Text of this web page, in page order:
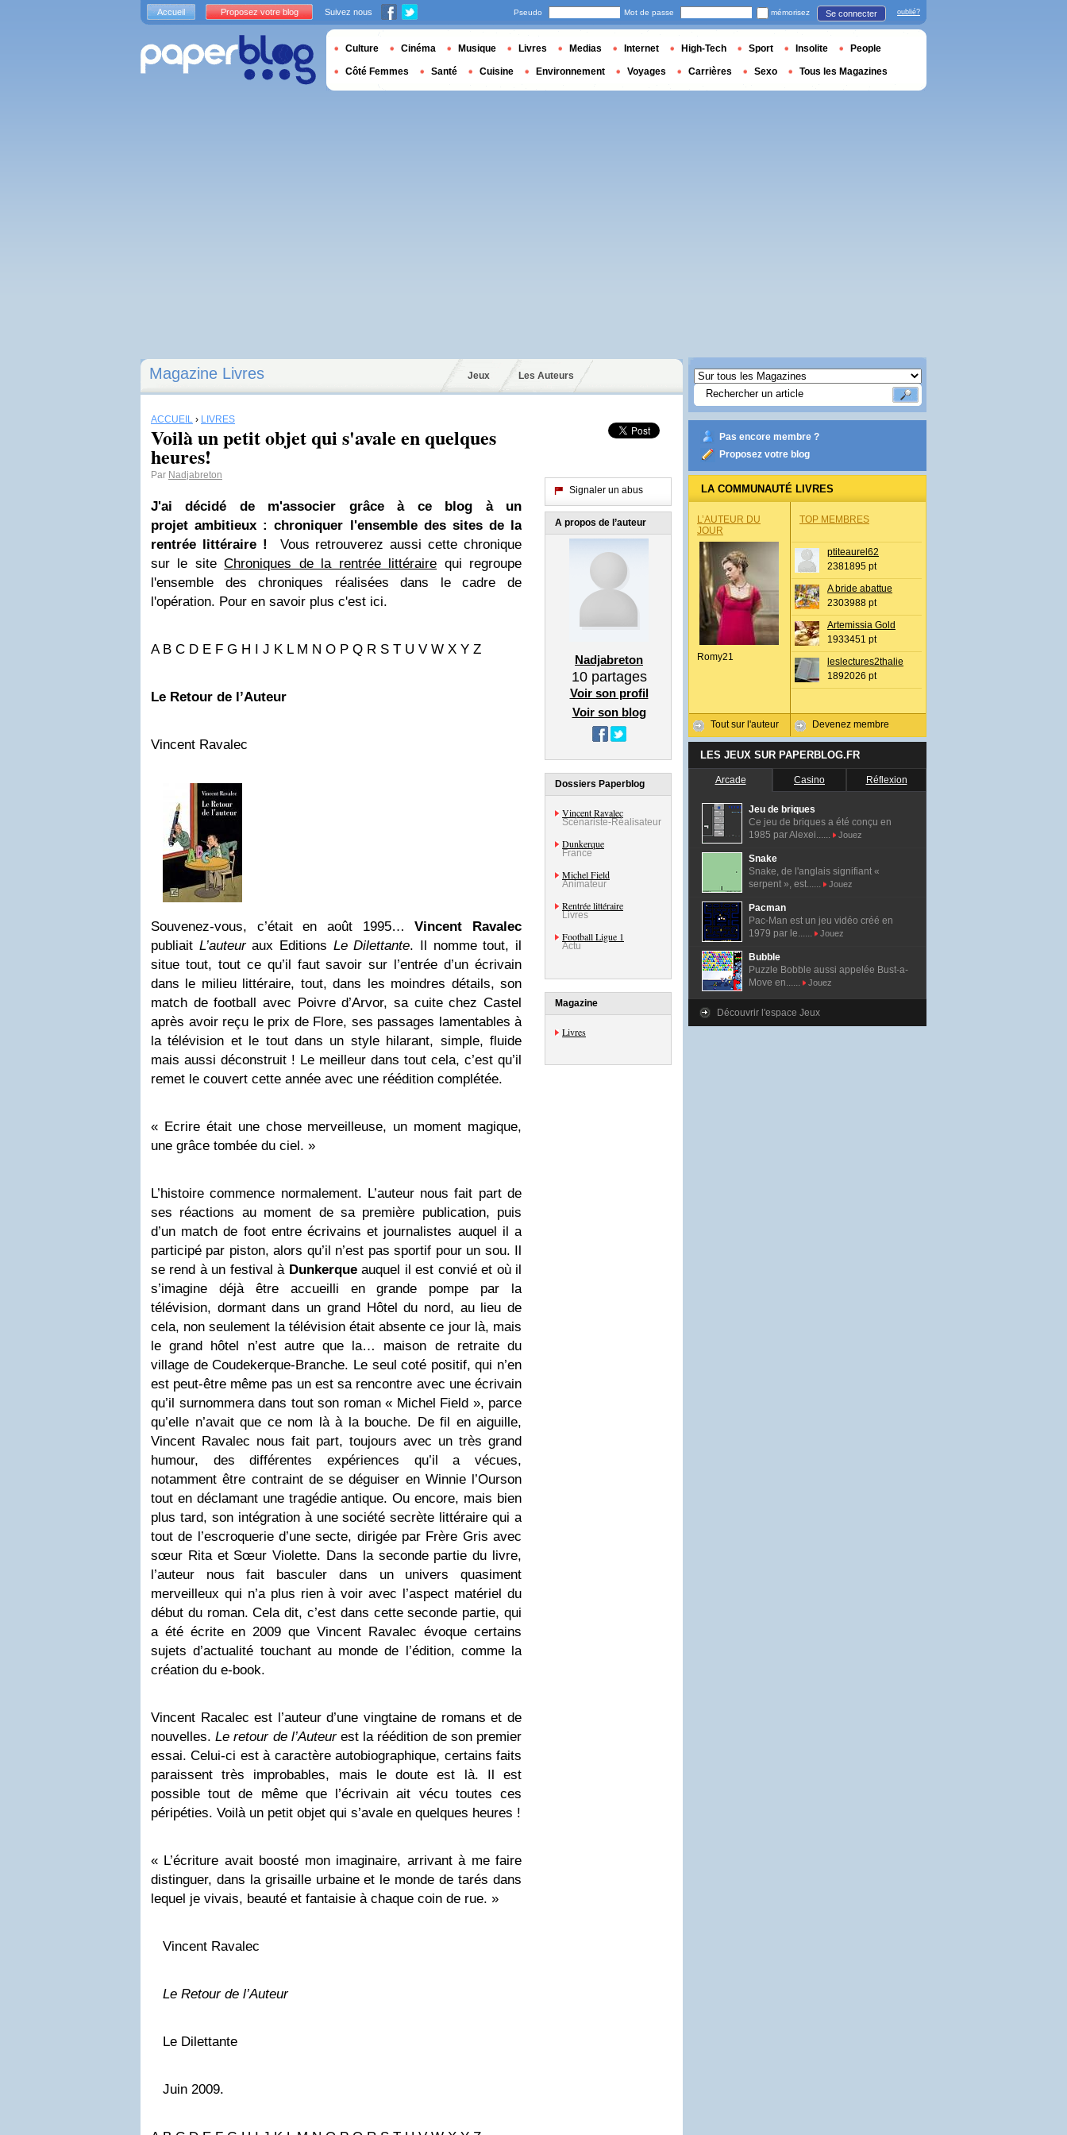
Magazine Livres Jeux Les Auteurs
ACCUEIL › LIVRES
Voilà un petit objet qui s'avale en quelques
heures!
Par Nadjabreton
J'ai décidé de m'associer grâce à ce blog à un
projet ambitieux : chroniquer l'ensemble des sites de la
rentrée littéraire !
Vous retrouverez aussi cette chronique
sur le siteChroniques de la rentrée littéraire qui regroupe
l'ensemble des chroniques réalisées dans le cadre de
l'opération. Pour en savoir plus c'est ici.
A B C D E F G H I J K L M N O P Q R S T U V W X Y Z
Le Retour de l’Auteur
Vincent Ravalec
Souvenez-vous, c’était en août 1995…Vincent Ravalec
publiait L’auteuraux Editions Le Dilettante. Il nomme tout, il
situe tout, tout ce qu’il faut savoir sur l’entrée d’un écrivain
dans le milieu littéraire, tout, dans les moindres détails, son
match de football avec Poivre d’Arvor, sa cuite chez Castel
après avoir reçu le prix de Flore, ses passages lamentables à
la télévision et le tout dans un style hilarant, simple, fluide
mais aussi déconstruit ! Le meilleur dans tout cela, c’est qu’il
remet le couvert cette année avec une réédition complétée.
« Ecrire était une chose merveilleuse, un moment magique,
une grâce tombée du ciel. »
L’histoire commence normalement. L’auteur nous fait part de
ses réactions au moment de sa première publication, puis
d’un match de foot entre écrivains et journalistes auquel il a
participé par piston, alors qu’il n’est pas sportif pour un sou. Il
se rend à un festival à Dunkerqueauquel il est convié et où il
s’imagine déjà être accueilli en grande pompe par la
télévision, dormant dans un grand Hôtel du nord, au lieu de
cela, non seulement la télévision était absente ce jour là, mais
le grand hôtel n’est autre que la… maison de retraite du
village de Coudekerque-Branche. Le seul coté positif, qui n’en
est peut-être même pas un est sa rencontre avec une écrivain
qu’il surnommera dans tout son roman « Michel Field », parce
qu’elle n’avait que ce nom là à la bouche. De fil en aiguille,
Vincent Ravalec nous fait part, toujours avec un très grand
humour, des différentes expériences qu’il a vécues,
notamment être contraint de se déguiser en Winnie l’Ourson
tout en déclamant une tragédie antique. Ou encore, mais bien
plus tard, son intégration à une société secrète littéraire qui a
tout de l’escroquerie d’une secte, dirigée par Frère Gris avec
sœur Rita et Sœur Violette. Dans la seconde partie du livre,
l’auteur nous fait basculer dans un univers quasiment
merveilleux qui n’a plus rien à voir avec l’aspect matériel du
début du roman. Cela dit, c’est dans cette seconde partie, qui
a été écrite en 2009 que Vincent Ravalec évoque certains
sujets d’actualité touchant au monde de l’édition, comme la
création du e-book.
Vincent Racalec est l’auteur d’une vingtaine de romans et de
nouvelles.Le retour de l’Auteurest la réédition de son premier
essai. Celui-ci est à caractère autobiographique, certains faits
paraissent très improbables, mais le doute est là. Il est
possible tout de même que l’écrivain ait vécu toutes ces
péripéties. Voilà un petit objet qui s’avale en quelques heures !
« L’écriture avait boosté mon imaginaire, arrivant à me faire
distinguer, dans la grisaille urbaine et le monde de tarés dans
lequel je vivais, beauté et fantaisie à chaque coin de rue. »
Vincent Ravalec
Le Retour de l’Auteur
Le Dilettante
Juin 2009.
Signaler un abus
A propos de l’auteur
Nadjabreton
10partages
Voir son profil
Voir son blog
Dossiers Paperblog
Vincent Ravalec
Scénariste-Réalisateur
Dunkerque
France
Michel Field
Animateur
Rentrée littéraire
Livres
Football Ligue 1
Actu
Magazine
Livres
Pas encore membre ?
Proposez votre blog
LA COMMUNAUTÉ LIVRES
L’AUTEUR DU
JOUR
Romy21
Tout sur l'auteur
TOP MEMBRES
ptiteaurel62
2381895 pt
A bride abattue
2303988 pt
Artemissia Gold
1933451 pt
leslectures2thalie
1892026 pt
Devenez membre
LES JEUX SUR PAPERBLOG.FR
Arcade Casino Réflexion
Jeu de briques
Ce jeu de briques a été conçu en
1985 par Alexei......
Jouez
Snake
Snake, de l'anglais signifiant «
serpent », est......
Jouez
Pacman
Pac-Man est un jeu vidéo créé en
1979 par le......
Jouez
Bubble
Puzzle Bobble aussi appelée Bust-a-
Move en......
Jouez
Découvrir l'espace Jeux
Accueil Proposez votre blog Suivez nous Pseudo Mot de passe mémorisez Se connecter oublié?
Culture Cinéma Musique Livres Medias Internet High-Tech Sport Insolite People
Côté Femmes Santé Cuisine Environnement Voyages Carrières Sexo Tous les Magazines